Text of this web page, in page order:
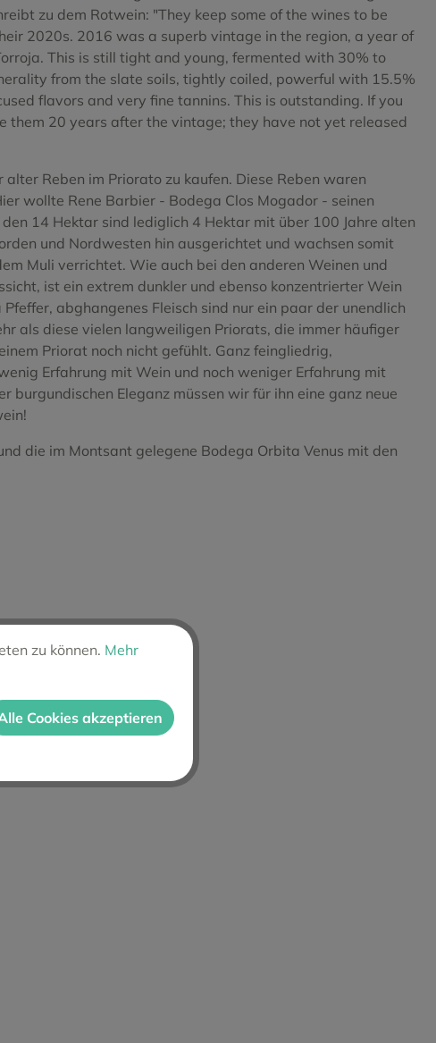
zu dem Rotwein: "They keep some of the wines to be
2020s. 2016 was a superb vintage in the region, a year of
This is still tight and young, fermented with 30% to
from the slate soils, tightly coiled, powerful with 15.5%
flavors and very fine tannins. This is outstanding. If you
them 20 years after the vintage; they have not yet released
Reben im Priorato zu kaufen. Diese Reben waren
wollte Rene Barbier - Bodega Clos Mogador - seinen
14 Hektar sind lediglich 4 Hektar mit über 100 Jahre alten
und Nordwesten hin ausgerichtet und wachsen somit
Muli verrichtet. Wie auch bei den anderen Weinen und
ist ein extrem dunkler und ebenso konzentrierter Wein
abghangenes Fleisch sind nur ein paar der unendlich
als diese vielen langweiligen Priorats, die immer häufiger
Priorat noch nicht gefühlt. Ganz feingliedrig,
Erfahrung mit Wein und noch weniger Erfahrung mit
Eleganz müssen wir für ihn eine ganz neue
die im Montsant gelegene Bodega Orbita Venus mit den
zu können. Mehr
Cookies akzeptieren